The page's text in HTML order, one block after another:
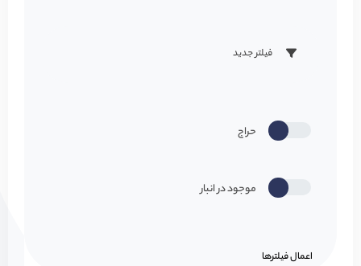
فیلتر جدید
حراج
موجود در انبار
اعمال فیلتر‌ها